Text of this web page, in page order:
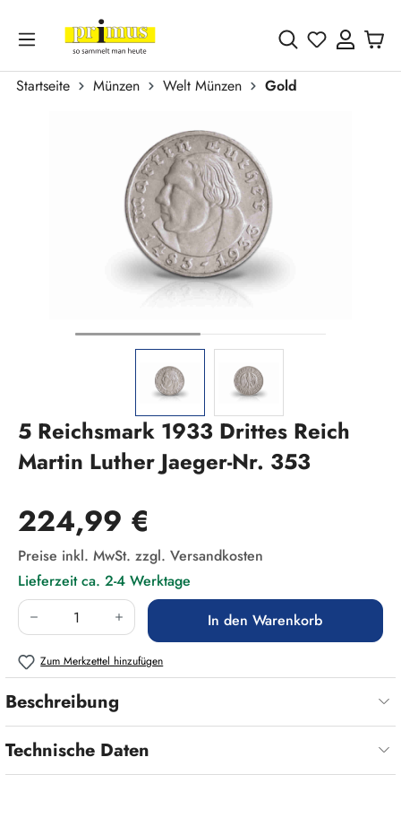
Zum Hauptinhalt springen
Du hast 0
Startseite Münzen Welt Münzen
Gold
5 Reichsmark 1933 Drittes Reich
Martin Luther Jaeger-Nr. 353
Regulärer Preis:
224,99 €
Preise inkl. MwSt. zzgl. Versandkosten
Lieferzeit ca. 2-4 Werktage
Produkt Anzahl: Gib den gewünschten Wert
In den Warenkorb
Zum Merkzettel hinzufügen
Beschreibung
Technische Daten